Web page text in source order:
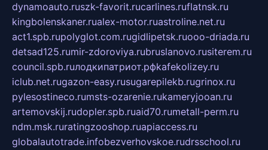
dynamoauto.ruszk-favorit.rucarlines.ruflatnsk.ru
kingbolenskaner.rualex-motor.ruastroline.net.ru
act1.spb.rupolyglot.com.rugidlipetsk.ruooo-driada.ru
detsad125.rumir-zdoroviya.rubruslanovo.rusiterem.ru
council.spb.ruлодкипатриот.рфkafekolizey.ru
iclub.net.rugazon-easy.rusugarepilekb.rugrinox.ru
pylesostineco.rumsts-ozarenie.rukameryjooan.ru
artemovskij.rudopler.spb.ruaid70.rumetall-perm.ru
ndm.msk.ruratingzooshop.ruapiaccess.ru
globalautotrade.infobezverhovskoe.rudrsschool.ru